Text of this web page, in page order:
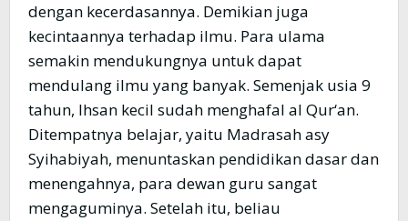
dengan kecerdasannya. Demikian juga
kecintaannya terhadap ilmu. Para ulama
semakin mendukungnya untuk dapat
mendulang ilmu yang banyak. Semenjak usia 9
tahun, Ihsan kecil sudah menghafal al Qur‘an.
Ditempatnya belajar, yaitu Madrasah asy
Syihabiyah, menuntaskan pendidikan dasar dan
menengahnya, para dewan guru sangat
mengaguminya. Setelah itu, beliau